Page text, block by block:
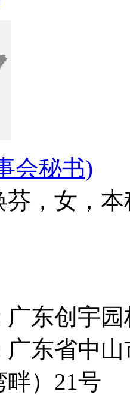
会秘书)
，女，本
广东创宇
广东省中
）21号